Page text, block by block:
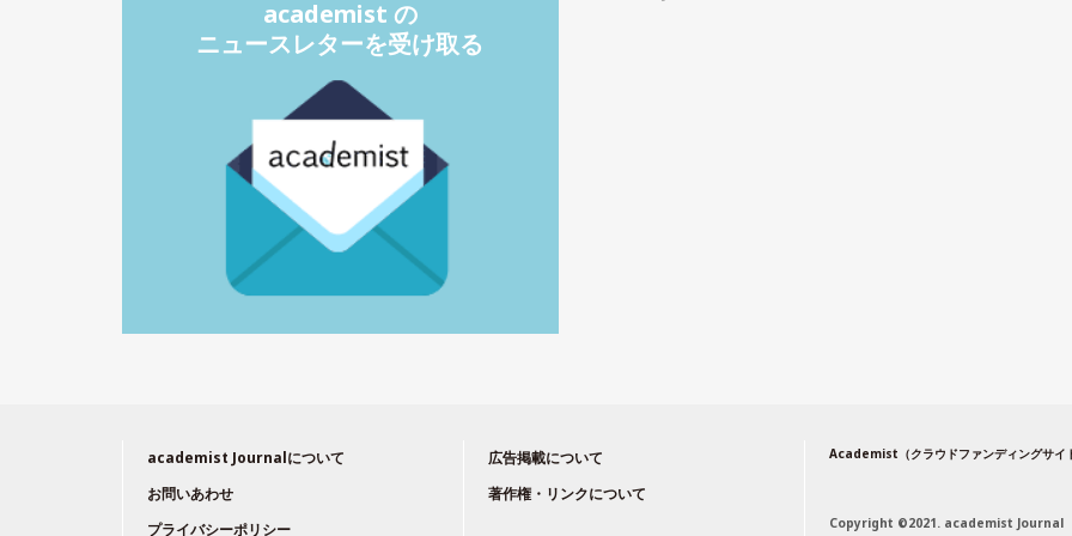
academist の
ニュースレターを受け取る
academist Journalについて
お問いあわせ
プライバシーポリシー
広告掲載について
著作権・リンクについて
Academist（クラウドファンディングサイ
Copyright ©2021. academist Journal